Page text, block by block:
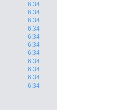
6:34
6:34
6:34
6:34
6:34
6:34
6:34
6:34
6:34
6:34
6:34